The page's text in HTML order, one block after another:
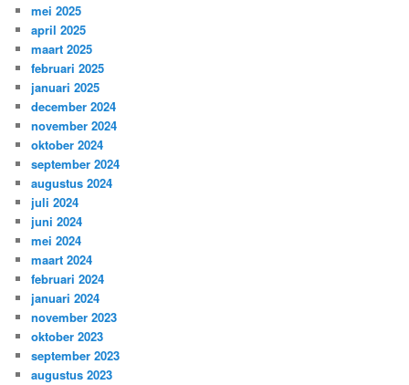
mei 2025
april 2025
maart 2025
februari 2025
januari 2025
december 2024
november 2024
oktober 2024
september 2024
augustus 2024
juli 2024
juni 2024
mei 2024
maart 2024
februari 2024
januari 2024
november 2023
oktober 2023
september 2023
augustus 2023